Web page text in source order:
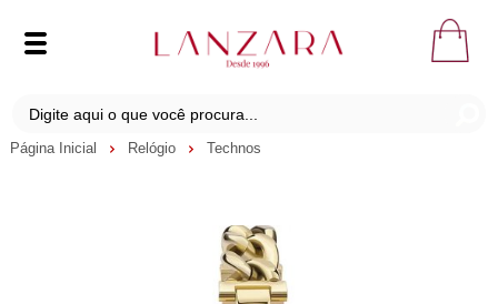
Página Inicial Relógio Technos